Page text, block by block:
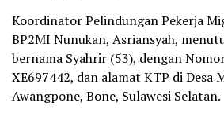
Koordinator Pelindungan Pekerja
BP2MI Nunukan, Asriansyah,
bernama Syahrir (53), dengan
XE697442, dan alamat KTP di Desa
Awangpone, Bone, Sulawesi Selatan.